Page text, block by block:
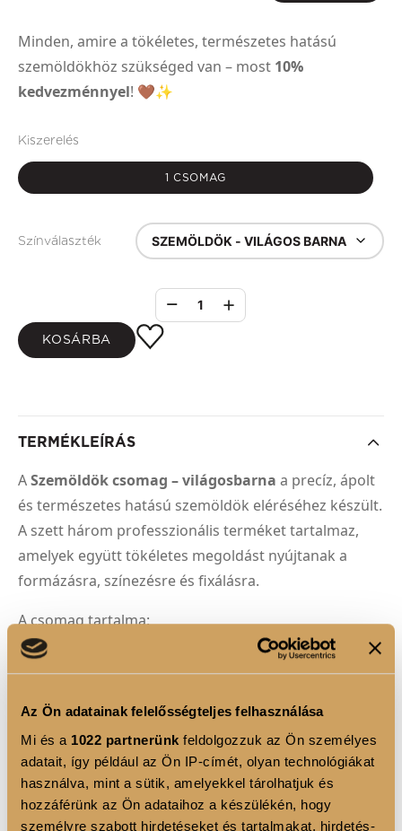
Az Ön adatainak felelősségteljes felhasználása
Mi és a 1022 partnerünk feldolgozzuk az Ön személyes
adatait, így például az Ön IP-címét, olyan technológiákat
használva, mint a sütik, amelyekkel tárolhatjuk és
hozzáférünk az Ön adataihoz a készülékén, hogy
személyre szabott hirdetéseket és tartalmakat, hirdetés-
Minden, amire a tökéletes, természetes hatású
szemöldökhöz szükséged van – most 10%
kedvezménnyel! 🤎✨
Kiszerelés
1 CSOMAG
Színválaszték SZEMÖLDÖK - VILÁGOS BARNA
1
KOSÁRBA
TERMÉKLEÍRÁS
ASzemöldök csomag – világosbarna a precíz, ápolt
és természetes hatású szemöldök eléréséhez készült.
A szett három professzionális terméket tartalmaz,
amelyek együtt tökéletes megoldást nyújtanak a
formázásra, színezésre és fixálásra.
A csomag tartalma:
•Brow Define 03 szemöldökceruza– ferde
kialakítású automata ceruzavég a precíz vonalakhoz,
•Brow Fix szemöldök formázó gél– hosszantartó
fixálás a rendezettségért és természetes tartásért
•Eyebrow 02 szemöldök ecset– 2 az 1-ben eszköz
szilikon kefével a szálak rendezéséhez és fém
spatulával a laminált hatás eléréséhez